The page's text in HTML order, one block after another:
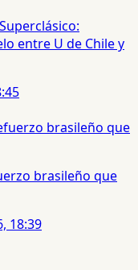
entre U de Chile y
brasileño que
18:39